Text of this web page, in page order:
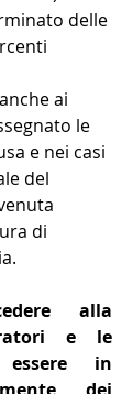
delle
ai
le
e nei casi
del
di
alla
e le
essere in